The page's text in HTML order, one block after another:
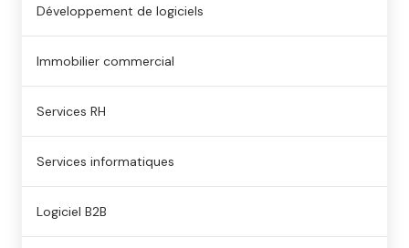
Développement de logiciels
Immobilier commercial
Services RH
Services informatiques
Logiciel B2B